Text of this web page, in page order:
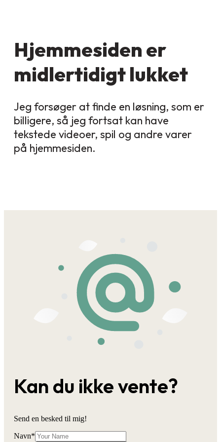
Hjemmesiden er
midlertidigt lukket
Jeg forsøger at finde en løsning, som er
billigere, så jeg fortsat kan have
tekstede videoer, spil og andre varer
på hjemmesiden.
Kan du ikke vente?
Send en besked til mig!
Navn*